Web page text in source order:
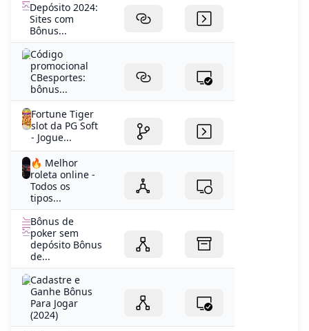
Depósito 2024:
Sites com
Bônus...
Código
promocional
CBesportes:
bônus...
Fortune Tiger
slot da PG Soft
- Jogue...
🔥 Melhor
roleta online -
Todos os
tipos...
Bônus de
poker sem
depósito Bônus
de...
Cadastre e
Ganhe Bônus
Para Jogar
(2024)